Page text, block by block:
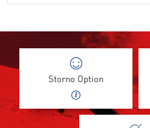
Storno Option